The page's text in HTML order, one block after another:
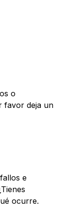
o
favor deja un
e
ocurre.